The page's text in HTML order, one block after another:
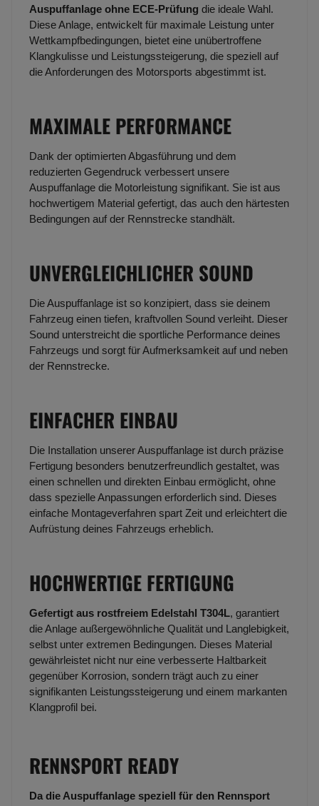
Auspuffanlage ohne ECE-Prüfung die ideale Wahl.
Diese Anlage, entwickelt für maximale Leistung unter
Wettkampfbedingungen, bietet eine unübertroffene
Klangkulisse und Leistungssteigerung, die speziell auf
die Anforderungen des Motorsports abgestimmt ist.
MAXIMALE PERFORMANCE
Dank der optimierten Abgasführung und dem
reduzierten Gegendruck verbessert unsere
Auspuffanlage die Motorleistung signifikant. Sie ist aus
hochwertigem Material gefertigt, das auch den härtesten
Bedingungen auf der Rennstrecke standhält.
UNVERGLEICHLICHER SOUND
Die Auspuffanlage ist so konzipiert, dass sie deinem
Fahrzeug einen tiefen, kraftvollen Sound verleiht. Dieser
Sound unterstreicht die sportliche Performance deines
Fahrzeugs und sorgt für Aufmerksamkeit auf und neben
der Rennstrecke.
EINFACHER EINBAU
Die Installation unserer Auspuffanlage ist durch präzise
Fertigung besonders benutzerfreundlich gestaltet, was
einen schnellen und direkten Einbau ermöglicht, ohne
dass spezielle Anpassungen erforderlich sind. Dieses
einfache Montageverfahren spart Zeit und erleichtert die
Aufrüstung deines Fahrzeugs erheblich.
HOCHWERTIGE FERTIGUNG
Gefertigt aus rostfreiem Edelstahl T304L, garantiert
die Anlage außergewöhnliche Qualität und Langlebigkeit,
selbst unter extremen Bedingungen. Dieses Material
gewährleistet nicht nur eine verbesserte Haltbarkeit
gegenüber Korrosion, sondern trägt auch zu einer
signifikanten Leistungssteigerung und einem markanten
Klangprofil bei.
RENNSPORT READY
Da die Auspuffanlage speziell für den Rennsport